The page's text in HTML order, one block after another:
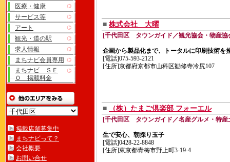
医療・健康
サービス等
アート
観光・道の駅
求人情報
まちナビ会員専用
まちナビ ＳＥ
Ｏ 掲載料金
掲載店舗募集中
まちナビって？
会社概要
お問い合せ
■ 株式会社 大曜
[千代田区 タウンガイド／観光協会・物産協
企画から製品化まで、トータルに印刷技術を
[電話]075-593-2121
[住所]京都府京都市山科区勧修寺冷尻107
■ （株）たまご倶楽部 フォーエル
[千代田区 タウンガイド／名産グルメ・特産
生で安心、朝採り玉子
[電話]0428-22-8848
[住所]東京都青梅市野上町3-19-4